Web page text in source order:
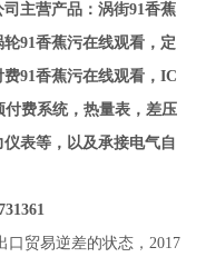
主营产品：涡街91香蕉
91香蕉污在线观看，定
91香蕉污在线观看，IC
费系统，热量表，差压
表等，以及承接电气自
贸易逆差的状态，2017